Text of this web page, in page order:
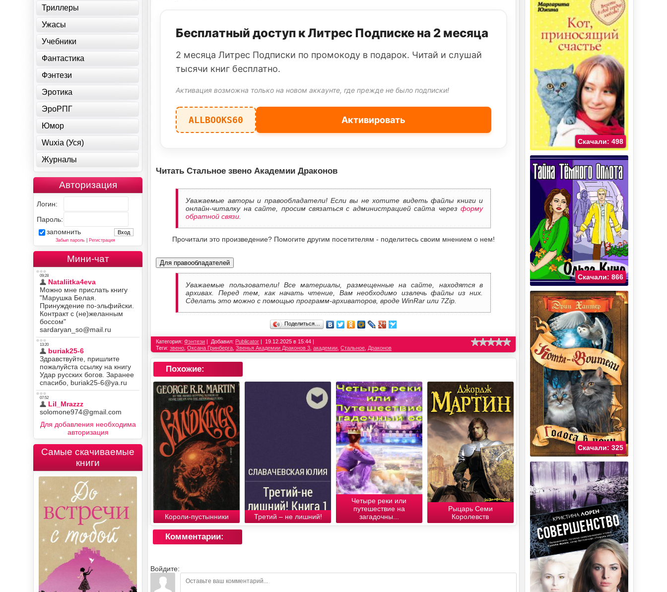
Бесплатный доступ к Литрес Подписке на 2 месяца
2 месяца Литрес Подписки по промокоду в подарок. Читай и слушай
тысячи книг бесплатно.
Активация возможна только на новом аккаунте, где прежде не было подписки!
ALLBOOKS60 Активировать
Читать Стальное звено Академии Драконов
Уважаемые авторы и правообладатели! Если вы не хотите видеть файлы книги и
онлайн-читалку на сайте, просим связаться с администрацией сайта черезформу
обратной связи
Прочитали это произведение? Помогите другим посетителям - поделитесь своим мнением о нем!
Для правообладателей
Уважаемые пользователи! Все материалы, размещенные на сайте, находятся в
архивах. Перед тем, как начать чтение, Вам необходимо извлечь файлы из них.
Сделать это можно с помощью программ-архиваторов, вроде WinRar или 7Zip.
Поделиться…
Категория:Фэнтези Добавил: Publicator
19.12.2025 в 15:44
Теги:звено ,Оксана Гринберга ,Звенья Академии Драконов 3 ,академии ,Стальное Драконов
Похожие:
Короли-пустынники Третий – не лишний!
Четыре реки или
путешествие на
загадочны...
Рыцарь Семи
Королевств
Комментарии:
Войдите:
Триллеры
Ужасы
Учебники
Фантастика
Фэнтези
Эротика
ЭроРПГ
Юмор
Wuxia (Уся)
Журналы
Авторизация
Логин:
Пароль:
запомнить
Забыл пароль| Регистрация
Мини-чат
Для добавления необходима
авторизация
Самые скачиваемые
книги
Скачали: 498
Скачали: 866
Скачали: 325